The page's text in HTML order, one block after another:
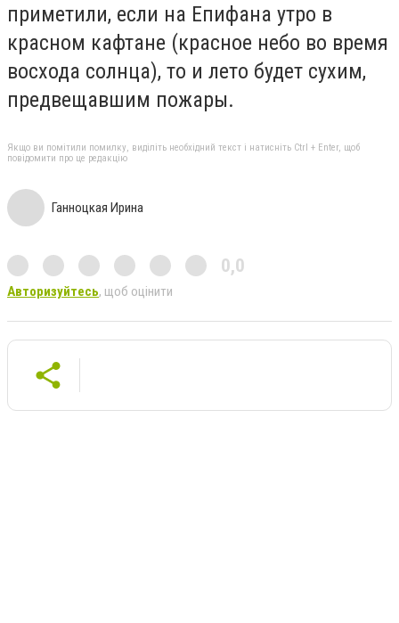
приметили, если на Епифана утро в
красном кафтане (красное небо во время
восхода солнца), то и лето будет сухим,
предвещавшим пожары.
Якщо ви помітили помилку, виділіть необхідний текст і натисніть Ctrl + Enter, щоб
повідомити про це редакцію
Ганноцкая Ирина
0,0
Авторизуйтесь, щоб оцінити